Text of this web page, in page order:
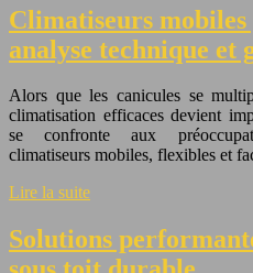
Climatiseurs
analyse technique et
Alors que les canicules se
climatisation efficaces devient
se confronte aux
climatiseurs mobiles, flexibles et
Lire la suite
Solutions